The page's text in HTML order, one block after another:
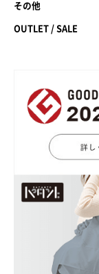
その他
OUTLET / SALE